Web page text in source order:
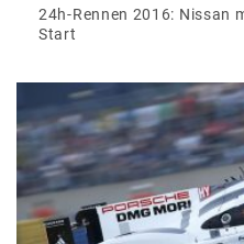
24h-Rennen 2016: Nissan
Start